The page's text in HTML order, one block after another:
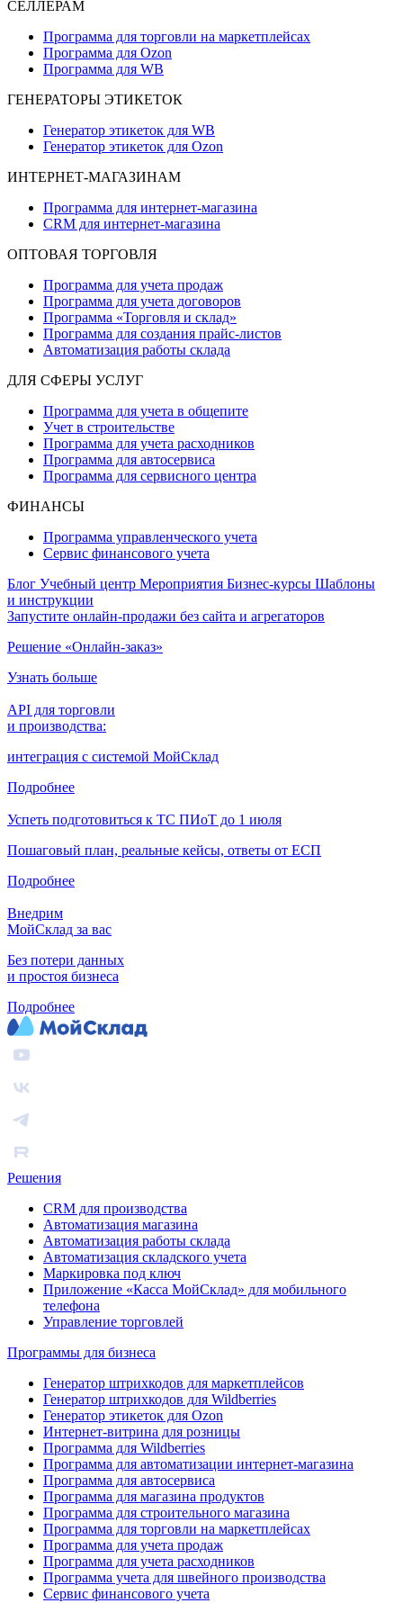
СЕЛЛЕРАМ
Программа для торговли на маркетплейсах
Программа для Ozon
Программа для WB
ГЕНЕРАТОРЫ ЭТИКЕТОК
Генератор этикеток для WB
Генератор этикеток для Ozon
ИНТЕРНЕТ-МАГАЗИНАМ
Программа для интернет-магазина
CRM для интернет-магазина
ОПТОВАЯ ТОРГОВЛЯ
Программа для учета продаж
Программа для учета договоров
Программа «Торговля и склад»
Программа для создания прайс‑листов
Автоматизация работы склада
ДЛЯ СФЕРЫ УСЛУГ
Программа для учета в общепите
Учет в строительстве
Программа для учета расходников
Программа для автосервиса
Программа для сервисного центра
ФИНАНСЫ
Программа управленческого учета
Сервис финансового учета
Блог Учебный центр Мероприятия Бизнес-курсы Шаблоны
и инструкции
Запустите онлайн-продажи без сайта и агрегаторов
Решение «Онлайн-заказ»
Узнать больше
API для торговли
и производства:
интеграция с системой МойСклад
Подробнее
Успеть подготовиться к ТС ПИоТ до 1 июля
Пошаговый план, реальные кейсы, ответы от ЕСП
Подробнее
Внедрим
МойСклад за вас
Без потери данных
и простоя бизнеса
Подробнее
Решения
CRM для производства
Автоматизация магазина
Автоматизация работы склада
Автоматизация складского учета
Маркировка под ключ
Приложение «Касса МойСклад» для мобильного
телефона
Управление торговлей
Программы для бизнеса
Генератор штрихкодов для маркетплейсов
Генератор штрихкодов для Wildberries
Генератор этикеток для Ozon
Интернет-витрина для розницы
Программа для Wildberries
Программа для автоматизации интернет-магазина
Программа для автосервиса
Программа для магазина продуктов
Программа для строительного магазина
Программа для торговли на маркетплейсах
Программа для учета продаж
Программа для учета расходников
Программа учета для швейного производства
Сервис финансового учета